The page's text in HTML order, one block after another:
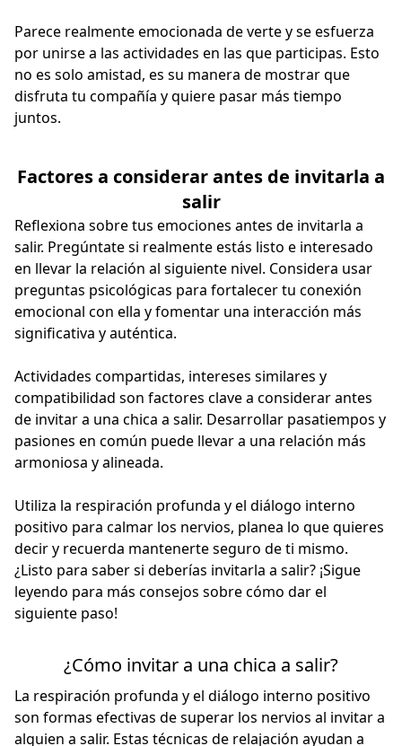
Parece realmente emocionada de verte y se esfuerza
por unirse a las actividades en las que participas. Esto
no es solo amistad, es su manera de mostrar que
disfruta tu compañía y quiere pasar más tiempo
juntos.
Factores a considerar antes de invitarla a
salir
Reflexiona sobre tus emociones antes de invitarla a
salir. Pregúntate si realmente estás listo e interesado
en llevar la relación al siguiente nivel. Considera usar
preguntas psicológicas para fortalecer tu conexión
emocional con ella y fomentar una interacción más
significativa y auténtica.
Actividades compartidas, intereses similares y
compatibilidad son factores clave a considerar antes
de invitar a una chica a salir. Desarrollar pasatiempos y
pasiones en común puede llevar a una relación más
armoniosa y alineada.
Utiliza la respiración profunda y el diálogo interno
positivo para calmar los nervios, planea lo que quieres
decir y recuerda mantenerte seguro de ti mismo.
¿Listo para saber si deberías invitarla a salir? ¡Sigue
leyendo para más consejos sobre cómo dar el
siguiente paso!
¿Cómo invitar a una chica a salir?
La respiración profunda y el diálogo interno positivo
son formas efectivas de superar los nervios al invitar a
alguien a salir. Estas técnicas de relajación ayudan a